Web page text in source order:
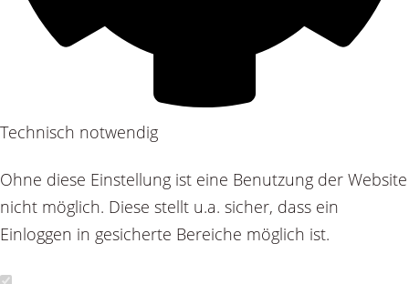
Technisch notwendig
Ohne diese Einstellung ist eine Benutzung der Website
nicht möglich. Diese stellt u.a. sicher, dass ein
Einloggen in gesicherte Bereiche möglich ist.